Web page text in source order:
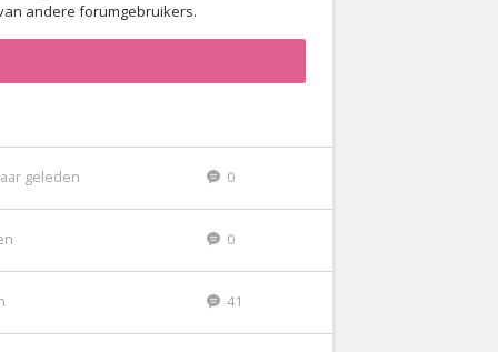
andere forumgebruikers.
geleden 0
0
41